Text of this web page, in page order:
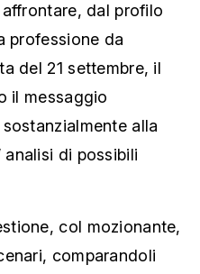
dal profilo
professione da
del 21 settembre, il
il messaggio
alla
analisi di possibili
col mozionante,
comparandoli